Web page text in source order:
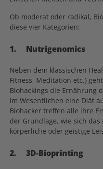
Ob moderat oder radikal,
diese vier Kategorien:
1. Nutrigenomics
Neben dem klassischen
Fitness, Meditation etc.)
Biohackings die Ernährung
im Wesentlichen eine Diät
Biohacker treffen alle ihre
der Grundlage, wie sich
körperliche oder geistige
2. 3D-Bioprinting